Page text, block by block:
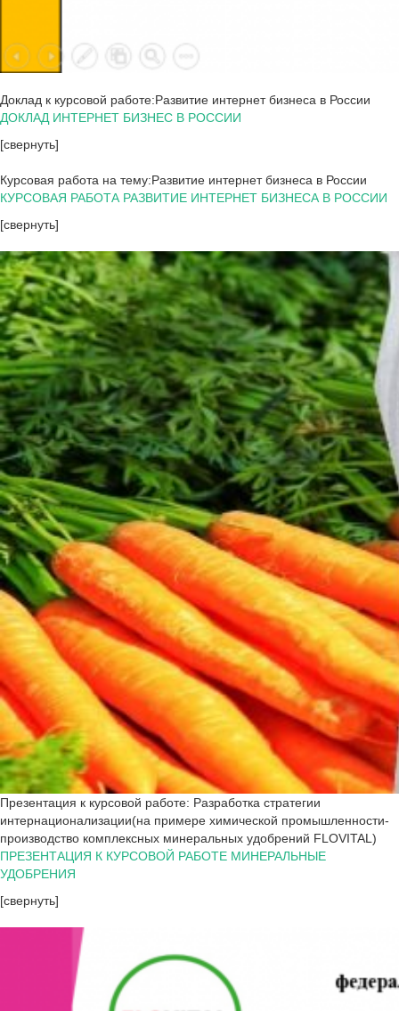
Доклад к курсовой работе:Развитие интернет бизнеса в России
ДОКЛАД ИНТЕРНЕТ БИЗНЕС В РОССИИ
[свернуть]
Курсовая работа на тему:Развитие интернет бизнеса в России
КУРСОВАЯ РАБОТА РАЗВИТИЕ ИНТЕРНЕТ БИЗНЕСА В РОССИИ
[свернуть]
Презентация к курсовой работе: Разработка стратегии
интернационализации(на примере химической промышленности-
производство комплексных минеральных удобрений FLOVITAL)
ПРЕЗЕНТАЦИЯ К КУРСОВОЙ РАБОТЕ МИНЕРАЛЬНЫЕ
УДОБРЕНИЯ
[свернуть]